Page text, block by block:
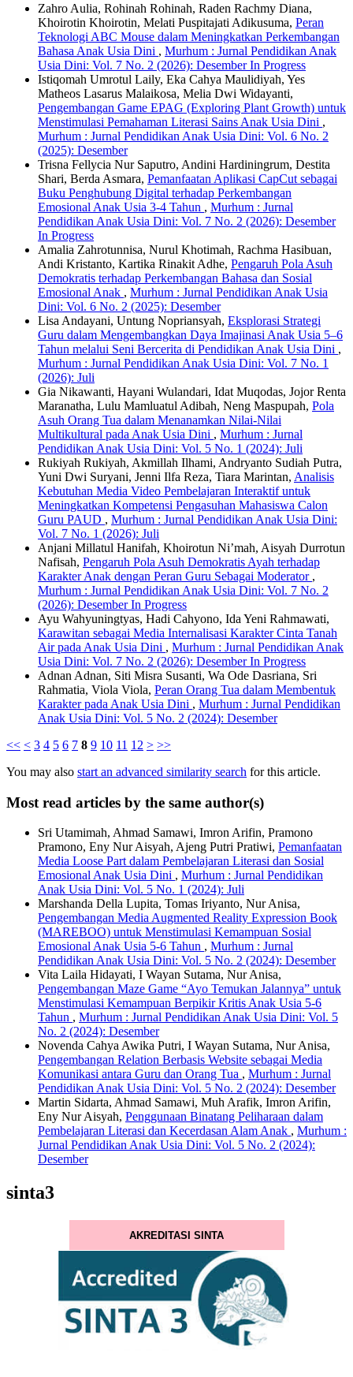
Zahro Aulia, Rohinah Rohinah, Raden Rachmy Diana,
Khoirotin Khoirotin, Melati Puspitajati Adikusuma, Peran
Teknologi ABC Mouse dalam Meningkatkan Perkembangan
Bahasa Anak Usia Dini , Murhum : Jurnal Pendidikan Anak
Usia Dini: Vol. 7 No. 2 (2026): Desember In Progress
Istiqomah Umrotul Laily, Eka Cahya Maulidiyah, Yes
Matheos Lasarus Malaikosa, Melia Dwi Widayanti,
Pengembangan Game EPAG (Exploring Plant Growth) untuk
Menstimulasi Pemahaman Literasi Sains Anak Usia Dini ,
Murhum : Jurnal Pendidikan Anak Usia Dini: Vol. 6 No. 2
(2025): Desember
Trisna Fellycia Nur Saputro, Andini Hardiningrum, Destita
Shari, Berda Asmara, Pemanfaatan Aplikasi CapCut sebagai
Buku Penghubung Digital terhadap Perkembangan
Emosional Anak Usia 3-4 Tahun , Murhum : Jurnal
Pendidikan Anak Usia Dini: Vol. 7 No. 2 (2026): Desember
In Progress
Amalia Zahrotunnisa, Nurul Khotimah, Rachma Hasibuan,
Andi Kristanto, Kartika Rinakit Adhe, Pengaruh Pola Asuh
Demokratis terhadap Perkembangan Bahasa dan Sosial
Emosional Anak , Murhum : Jurnal Pendidikan Anak Usia
Dini: Vol. 6 No. 2 (2025): Desember
Lisa Andayani, Untung Nopriansyah, Eksplorasi Strategi
Guru dalam Mengembangkan Daya Imajinasi Anak Usia 5–6
Tahun melalui Seni Bercerita di Pendidikan Anak Usia Dini ,
Murhum : Jurnal Pendidikan Anak Usia Dini: Vol. 7 No. 1
(2026): Juli
Gia Nikawanti, Hayani Wulandari, Idat Muqodas, Jojor Renta
Maranatha, Lulu Mamluatul Adibah, Neng Maspupah, Pola
Asuh Orang Tua dalam Menanamkan Nilai-Nilai
Multikultural pada Anak Usia Dini , Murhum : Jurnal
Pendidikan Anak Usia Dini: Vol. 5 No. 1 (2024): Juli
Rukiyah Rukiyah, Akmillah Ilhami, Andryanto Sudiah Putra,
Yuni Dwi Suryani, Jenni Ilfa Reza, Tiara Marintan, Analisis
Kebutuhan Media Video Pembelajaran Interaktif untuk
Meningkatkan Kompetensi Pengasuhan Mahasiswa Calon
Guru PAUD , Murhum : Jurnal Pendidikan Anak Usia Dini:
Vol. 7 No. 1 (2026): Juli
Anjani Millatul Hanifah, Khoirotun Ni’mah, Aisyah Durrotun
Nafisah, Pengaruh Pola Asuh Demokratis Ayah terhadap
Karakter Anak dengan Peran Guru Sebagai Moderator ,
Murhum : Jurnal Pendidikan Anak Usia Dini: Vol. 7 No. 2
(2026): Desember In Progress
Ayu Wahyuningtyas, Hadi Cahyono, Ida Yeni Rahmawati,
Karawitan sebagai Media Internalisasi Karakter Cinta Tanah
Air pada Anak Usia Dini , Murhum : Jurnal Pendidikan Anak
Usia Dini: Vol. 7 No. 2 (2026): Desember In Progress
Adnan Adnan, Siti Misra Susanti, Wa Ode Dasriana, Sri
Rahmatia, Viola Viola, Peran Orang Tua dalam Membentuk
Karakter pada Anak Usia Dini , Murhum : Jurnal Pendidikan
Anak Usia Dini: Vol. 5 No. 2 (2024): Desember
<< < 3 4 5 6 7 8 9 10 11 12 > >>
You may also start an advanced similarity search for this article.
Most read articles by the same author(s)
Sri Utamimah, Ahmad Samawi, Imron Arifin, Pramono
Pramono, Eny Nur Aisyah, Ajeng Putri Pratiwi, Pemanfaatan
Media Loose Part dalam Pembelajaran Literasi dan Sosial
Emosional Anak Usia Dini , Murhum : Jurnal Pendidikan
Anak Usia Dini: Vol. 5 No. 1 (2024): Juli
Marshanda Della Lupita, Tomas Iriyanto, Nur Anisa,
Pengembangan Media Augmented Reality Expression Book
(MAREBOO) untuk Menstimulasi Kemampuan Sosial
Emosional Anak Usia 5-6 Tahun , Murhum : Jurnal
Pendidikan Anak Usia Dini: Vol. 5 No. 2 (2024): Desember
Vita Laila Hidayati, I Wayan Sutama, Nur Anisa,
Pengembangan Maze Game “Ayo Temukan Jalannya” untuk
Menstimulasi Kemampuan Berpikir Kritis Anak Usia 5-6
Tahun , Murhum : Jurnal Pendidikan Anak Usia Dini: Vol. 5
No. 2 (2024): Desember
Novenda Cahya Awika Putri, I Wayan Sutama, Nur Anisa,
Pengembangan Relation Berbasis Website sebagai Media
Komunikasi antara Guru dan Orang Tua , Murhum : Jurnal
Pendidikan Anak Usia Dini: Vol. 5 No. 2 (2024): Desember
Martin Sidarta, Ahmad Samawi, Muh Arafik, Imron Arifin,
Eny Nur Aisyah, Penggunaan Binatang Peliharaan dalam
Pembelajaran Literasi dan Kecerdasan Alam Anak , Murhum :
Jurnal Pendidikan Anak Usia Dini: Vol. 5 No. 2 (2024):
Desember
sinta3
AKREDITASI SINTA